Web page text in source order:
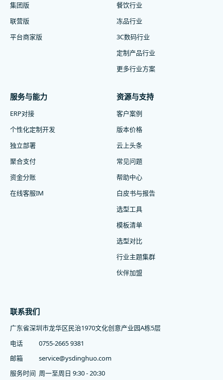
集团版
联营版
平台商家版
餐饮行业
冻品行业
3C数码行业
定制产品行业
更多行业方案
服务与能力
ERP对接
个性化定制开发
独立部署
聚合支付
资金分账
在线客服IM
资源与支持
客户案例
版本价格
云上头条
常见问题
帮助中心
白皮书与报告
选型工具
模板清单
选型对比
行业主题集群
伙伴加盟
联系我们
广东省深圳市龙华区民治1970文化创意产业园A栋5层
电话
0755-2665 9381
邮箱
service@ysdinghuo.com
服务时间 周一至周日 9:30 - 20:30